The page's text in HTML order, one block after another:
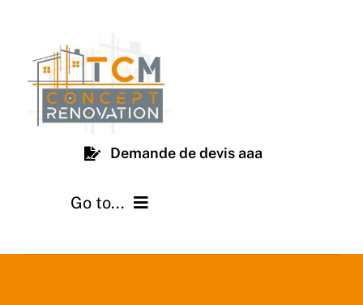
contenu
Go to...
Notre équipe
Demande de devis aaa